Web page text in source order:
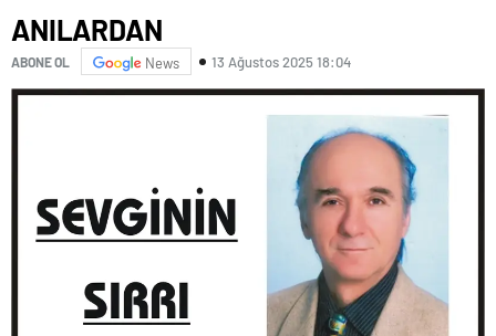
ANILARDAN
ABONE OL News 13 Ağustos 2025 18:04